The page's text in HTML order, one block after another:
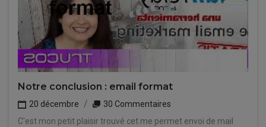
Notre conclusion : email format
20 décembre
30 Commentaires
C'est mon petit plaisir trouvé cet me permet envoi de mail